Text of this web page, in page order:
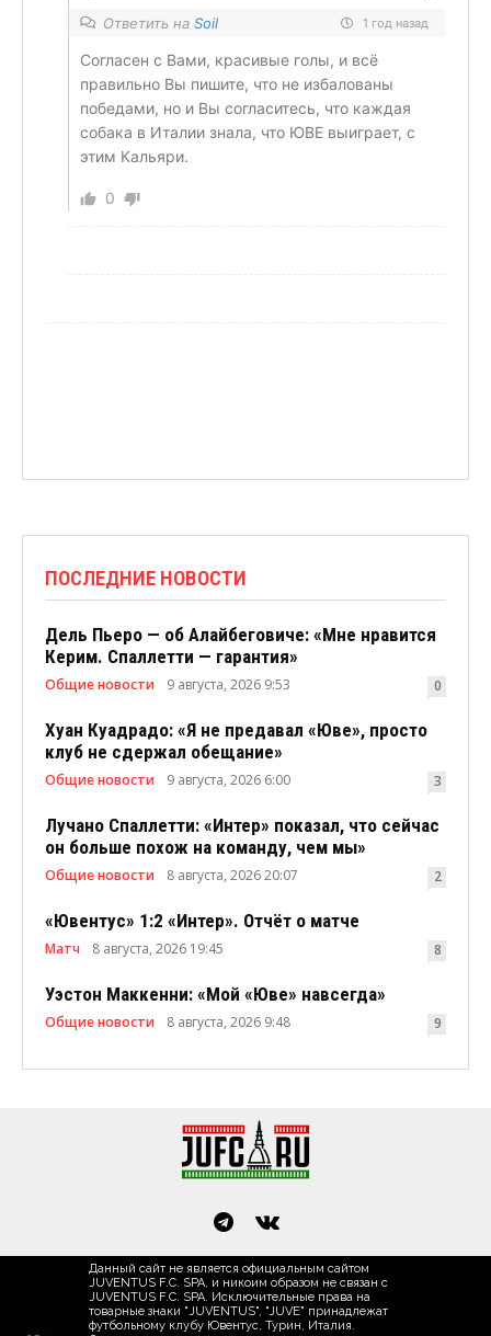
Ответить на Soil 1 год назад
Согласен с Вами, красивые голы, и всё
правильно Вы пишите, что не избалованы
победами, но и Вы согласитесь, что каждая
собака в Италии знала, что ЮВЕ выиграет, с
этим Кальяри.
0
ПОСЛЕДНИЕ НОВОСТИ
Дель Пьеро — об Алайбеговиче: «Мне нравится
Керим. Спаллетти — гарантия»
Общие новости 9 августа, 2026 9:53 0
Хуан Куадрадо: «Я не предавал «Юве», просто
клуб не сдержал обещание»
Общие новости 9 августа, 2026 6:00 3
Лучано Спаллетти: «Интер» показал, что сейчас
он больше похож на команду, чем мы»
Общие новости 8 августа, 2026 20:07 2
«Ювентус» 1:2 «Интер». Отчёт о матче
Матч 8 августа, 2026 19:45 8
Уэстон Маккенни: «Мой «Юве» навсегда»
Общие новости 8 августа, 2026 9:48 9
Данный сайт не является официальным сайтом
JUVENTUS F.C. SPA, и никоим образом не связан с
JUVENTUS F.C. SPA. Исключительные права на
товарные знаки "JUVENTUS", "JUVE" принадлежат
футбольному клубу Ювентус, Турин, Италия.